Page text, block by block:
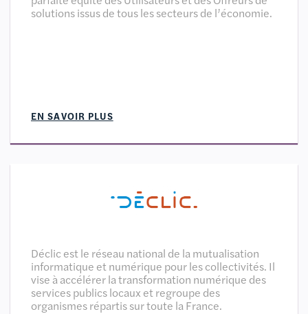
solutions issus de tous les secteurs de l’économie.
EN SAVOIR PLUS
Déclic est le réseau national de la mutualisation
informatique et numérique pour les collectivités. Il
vise à accélérer la transformation numérique des
services publics locaux et regroupe des
organismes répartis sur toute la France.